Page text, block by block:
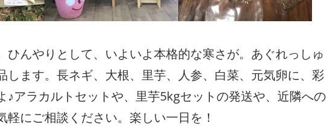
んやりとして、いよいよ本格的な寒さが。あぐれっしゅ
します。長ネギ、大根、里芋、人参、白菜、元気卵に、彩
♪アラカルトセットや、里芋5kgセットの発送や、近隣への
軽にご相談ください。楽しい一日を！